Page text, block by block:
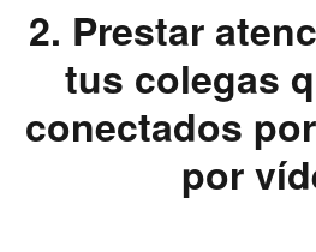
2. Prestar
tus colegas
conectados
por